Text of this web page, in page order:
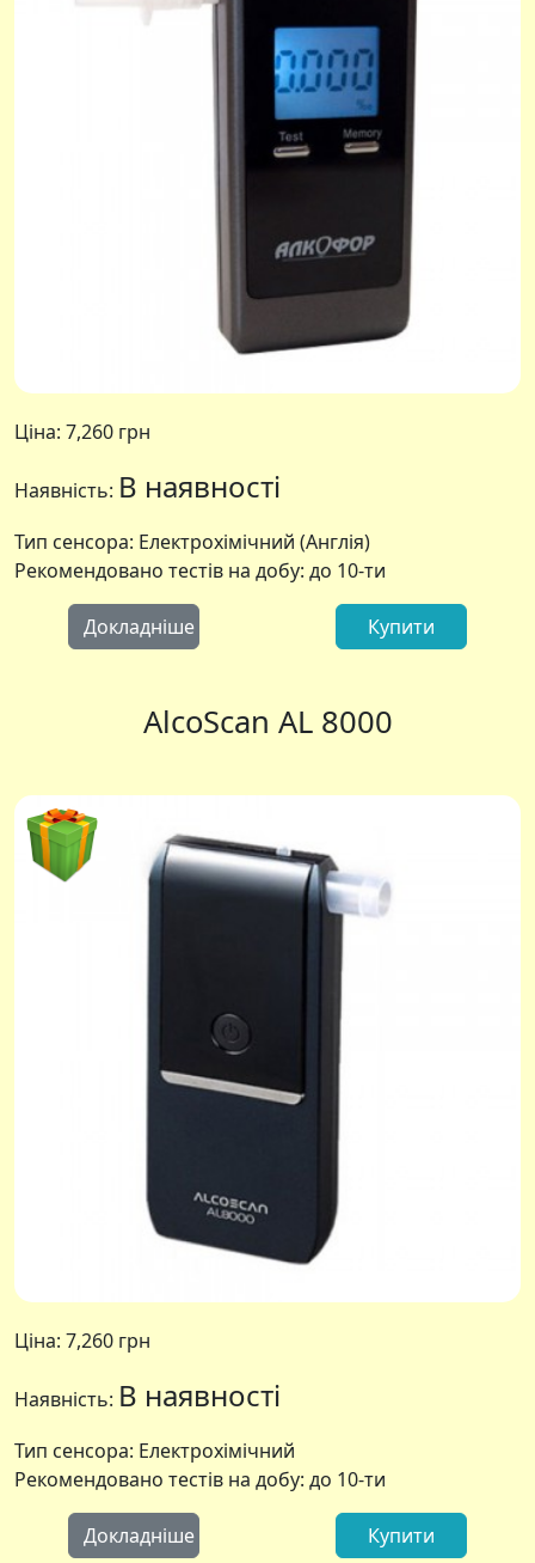
Ціна: 7,260 грн
Наявність: В наявності
Тип сенсора: Електрохімічний (Англія)
Рекомендовано тестів на добу: до 10-ти
Докладніше Купити
AlcoScan AL 8000
Ціна: 7,260 грн
Наявність: В наявності
Тип сенсора: Електрохімічний
Рекомендовано тестів на добу: до 10-ти
Докладніше Купити